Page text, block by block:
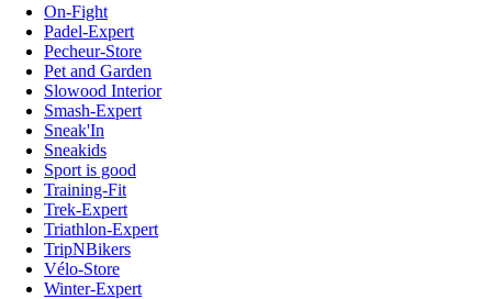
On-Fight
Padel-Expert
Pecheur-Store
Pet and Garden
Slowood Interior
Smash-Expert
Sneak'In
Sneakids
Sport is good
Training-Fit
Trek-Expert
Triathlon-Expert
TripNBikers
Vélo-Store
Winter-Expert